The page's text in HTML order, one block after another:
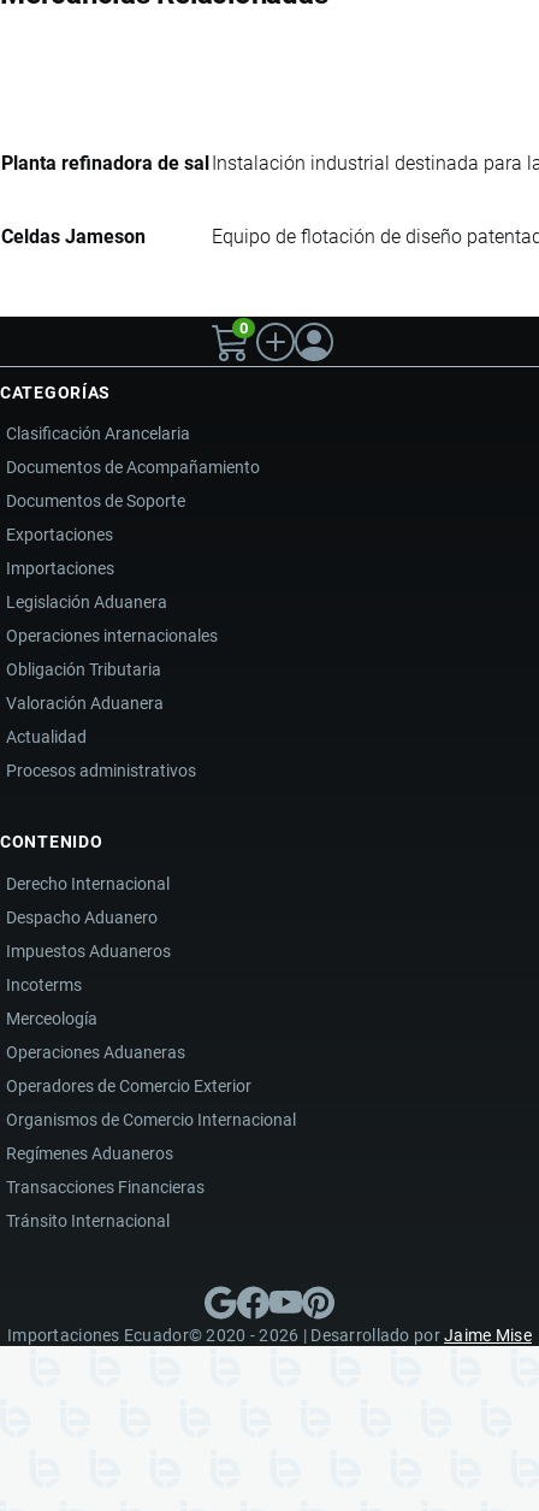
Planta refinadora de sal Instalación industrial destinada para
Celdas Jameson Equipo de flotación de diseño
0
CATEGORÍAS
Clasificación Arancelaria
Documentos de Acompañamiento
Documentos de Soporte
Exportaciones
Importaciones
Legislación Aduanera
Operaciones internacionales
Obligación Tributaria
Valoración Aduanera
Actualidad
Procesos administrativos
CONTENIDO
Derecho Internacional
Despacho Aduanero
Impuestos Aduaneros
Incoterms
Merceología
Operaciones Aduaneras
Operadores de Comercio Exterior
Organismos de Comercio Internacional
Regímenes Aduaneros
Transacciones Financieras
Tránsito Internacional
Importaciones Ecuador© 2020 - 2026 | Desarrollado porJaime Mise